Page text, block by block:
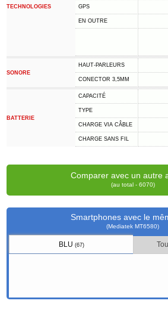
TECHNOLOGIES GPS
EN OUTRE
SONORE
HAUT-PARLEURS
CONECTOR 3,5MM
BATTERIE
CAPACITÉ
TYPE
CHARGE VIA CÂBLE
CHARGE SANS FIL
Comparer avec un autre
(au total - 6070)
Smartphones avec le
(Mediatek MT6580)
BLU (67)